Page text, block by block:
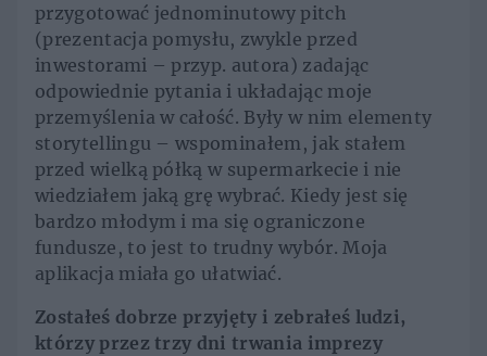
przygotować jednominutowy pitch
(prezentacja pomysłu, zwykle przed
inwestorami – przyp. autora) zadając
odpowiednie pytania i układając moje
przemyślenia w całość. Były w nim elementy
storytellingu – wspominałem, jak stałem
przed wielką półką w supermarkecie i nie
wiedziałem jaką grę wybrać. Kiedy jest się
bardzo młodym i ma się ograniczone
fundusze, to jest to trudny wybór. Moja
aplikacja miała go ułatwiać.
Zostałeś dobrze przyjęty i zebrałeś ludzi,
którzy przez trzy dni trwania imprezy